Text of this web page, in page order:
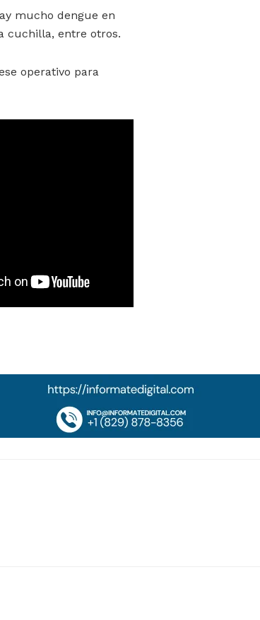
mucho dengue en
cuchilla, entre otros.
operativo para